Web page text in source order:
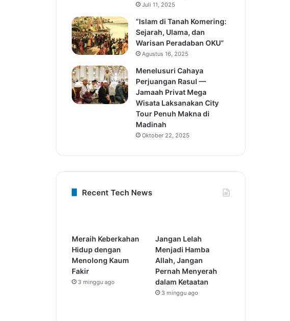
Juli 11, 2025
“Islam di Tanah Komering:
Sejarah, Ulama, dan
Warisan Peradaban OKU”
Agustus 16, 2025
Menelusuri Cahaya
Perjuangan Rasul —
Jamaah Privat Mega
Wisata Laksanakan City
Tour Penuh Makna di
Madinah
Oktober 22, 2025
Recent Tech News
Meraih Keberkahan
Hidup dengan
Menolong Kaum
Fakir
3 minggu ago
Jangan Lelah
Menjadi Hamba
Allah, Jangan
Pernah Menyerah
dalam Ketaatan
3 minggu ago